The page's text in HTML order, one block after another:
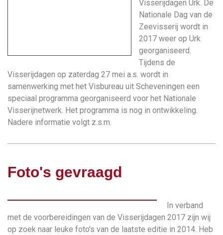
Visserijdagen Urk. De
Nationale Dag van de
Zeevisserij wordt in
2017 weer op Urk
georganiseerd.
Tijdens de
Visserijdagen op zaterdag 27 mei a.s. wordt in
samenwerking met het Visbureau uit Scheveningen een
speciaal programma georganiseerd voor het Nationale
Visserijnetwerk. Het programma is nog in ontwikkeling.
Nadere informatie volgt z.s.m.
Foto's gevraagd
In verband
met de voorbereidingen van de Visserijdagen 2017 zijn wij
op zoek naar leuke foto's van de laatste editie in 2014. Heb